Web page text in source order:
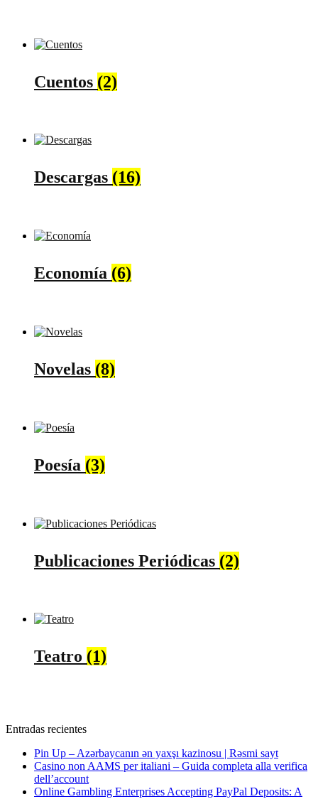
Cuentos (2)
Descargas (16)
Economía (6)
Novelas (8)
Poesía (3)
Publicaciones Periódicas (2)
Teatro (1)
Entradas recientes
Pin Up – Azərbaycanın ən yaxşı kazinosu | Rəsmi sayt
Casino non AAMS per italiani – Guida completa alla verifica
dell’account
Online Gambling Enterprises Accepting PayPal Deposits: A